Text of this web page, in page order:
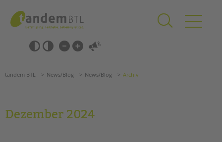
springen
Barrierefrei-
Einstellungen
überspringen
überspringen
tandem BTL News/Blog News/Blog Archiv
Dezember 2024